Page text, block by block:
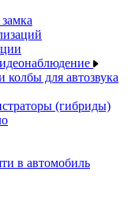
для автозвука
(гибриды)
в автомобиль